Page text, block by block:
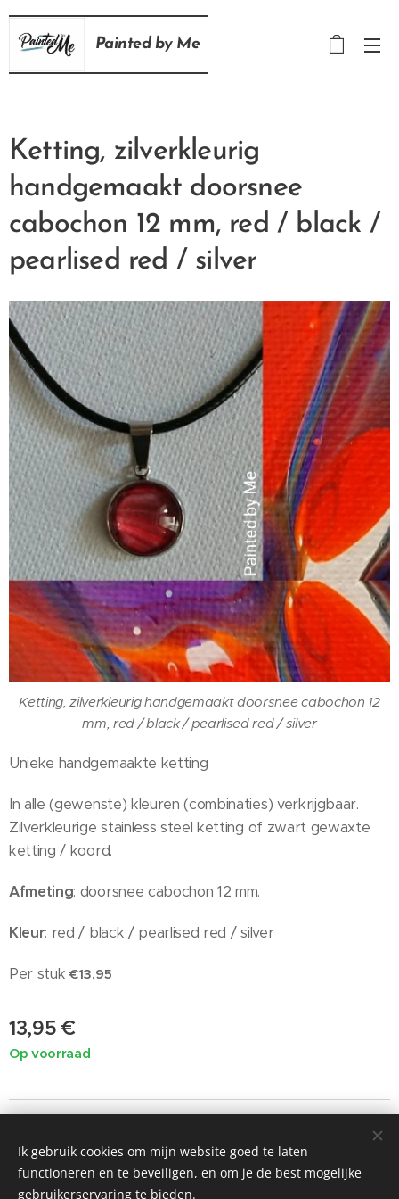
Painted byMe
Ketting, zilverkleurig
handgemaakt doorsnee
cabochon 12 mm, red / black /
pearlised red / silver
Ketting, zilverkleurig handgemaakt doorsnee cabochon 12
mm, red / black / pearlised red / silver
Unieke handgemaakte ketting
In alle (gewenste) kleuren (combinaties) verkrijgbaar.
Zilverkleurige stainless steel ketting of zwart gewaxte
ketting / koord.
Afmeting: doorsnee cabochon 12 mm.
Kleur: red / black / pearlised red / silver
Per stuk€13,95
13,95 €
Op voorraad
©2019 Painted by Me / Heart 4 Art, alle rechten voorbehouden
voor de kunst
Ik gebruik cookies om mijn website goed te laten
functioneren en te beveiligen, en om je de best mogelijke
gebruikerservaring te bieden.